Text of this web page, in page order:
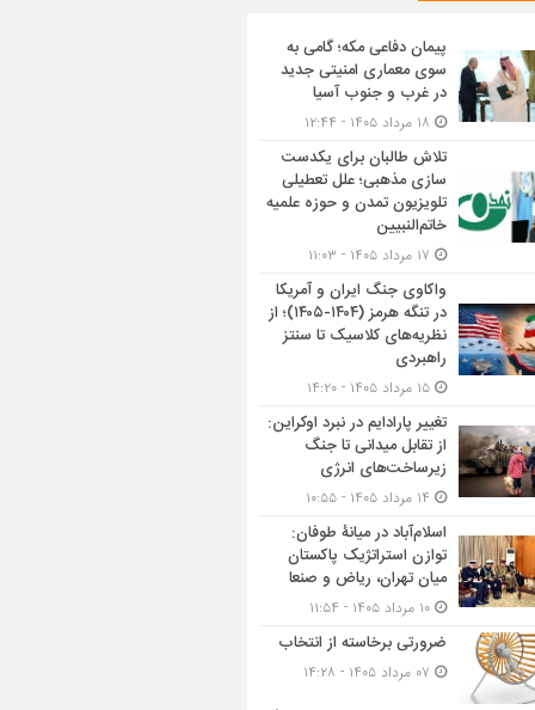
پیمان دفاعی مکه؛ گامی به
سوی معماری امنیتی جدید
در غرب و جنوب آسیا
تلاش طالبان برای یکدست
سازی مذهبی؛ علل تعطیلی
تلویزیون تمدن و حوزه علمیه
خاتم‌النبیین
واکاوی جنگ ایران و آمریکا
در تنگه هرمز (۱۴۰۴-۱۴۰۵)؛ از
نظریه‌های کلاسیک تا سنتز
راهبردی
تغییر پارادایم در نبرد اوکراین:
از تقابل میدانی تا جنگ
زیرساخت‌های انرژی
اسلام‌آباد در میانۀ طوفان:
توازن استراتژیک پاکستان
میان تهران، ریاض و صنعا
ضرورتی برخاسته از انتخاب